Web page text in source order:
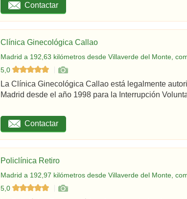
Contactar
Clínica Ginecológica Callao
Madrid a 192,63 kilómetros desde Villaverde del Monte,
5,0
La Clínica Ginecológica Callao está legalmente
Madrid desde el año 1998 para la Interrupción
Contactar
Policlínica Retiro
Madrid a 192,97 kilómetros desde Villaverde del Monte,
5,0